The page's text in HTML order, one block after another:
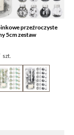
przeźroczyste
5cm zestaw
szt.